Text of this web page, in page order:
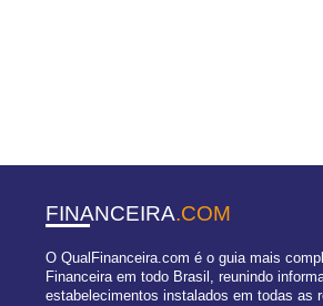
FINANCEIRA.COM
O QualFinanceira.com é o guia mais
Financeira em todo Brasil, reunindo
estabelecimentos instalados em todas as